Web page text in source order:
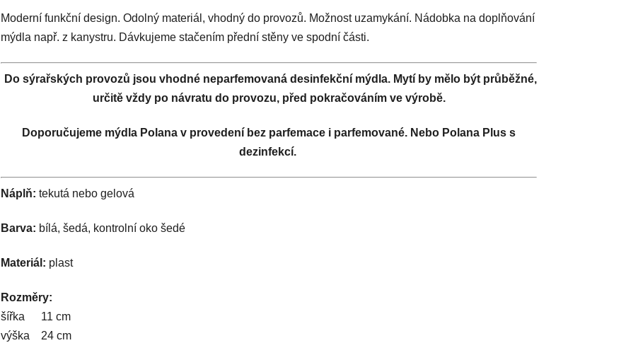
Moderní funkční design. Odolný materiál, vhodný do provozů. Možnost uzamykání. Nádobka na doplňování
mýdla např. z kanystru. Dávkujeme stačením přední stěny ve spodní části.
Do sýrařských provozů jsou vhodné neparfemovaná desinfekční mýdla. Mytí by mělo být průběžné,
určitě vždy po návratu do provozu, před pokračováním ve výrobě.
Doporučujeme mýdla Polana v provedení bez parfemace i parfemované. Nebo Polana Plus s
dezinfekcí.
Náplň: tekutá nebo gelová
Barva: bílá, šedá, kontrolní oko šedé
Materiál: plast
Rozměry:
šířka
11 cm
výška
24 cm